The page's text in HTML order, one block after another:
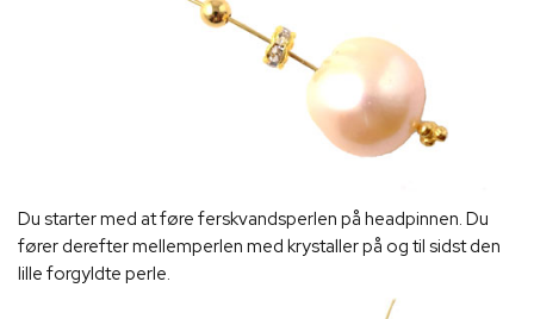
Du starter med at føre ferskvandsperlen på headpinnen. Du
fører derefter mellemperlen med krystaller på og til sidst den
lille forgyldte perle.